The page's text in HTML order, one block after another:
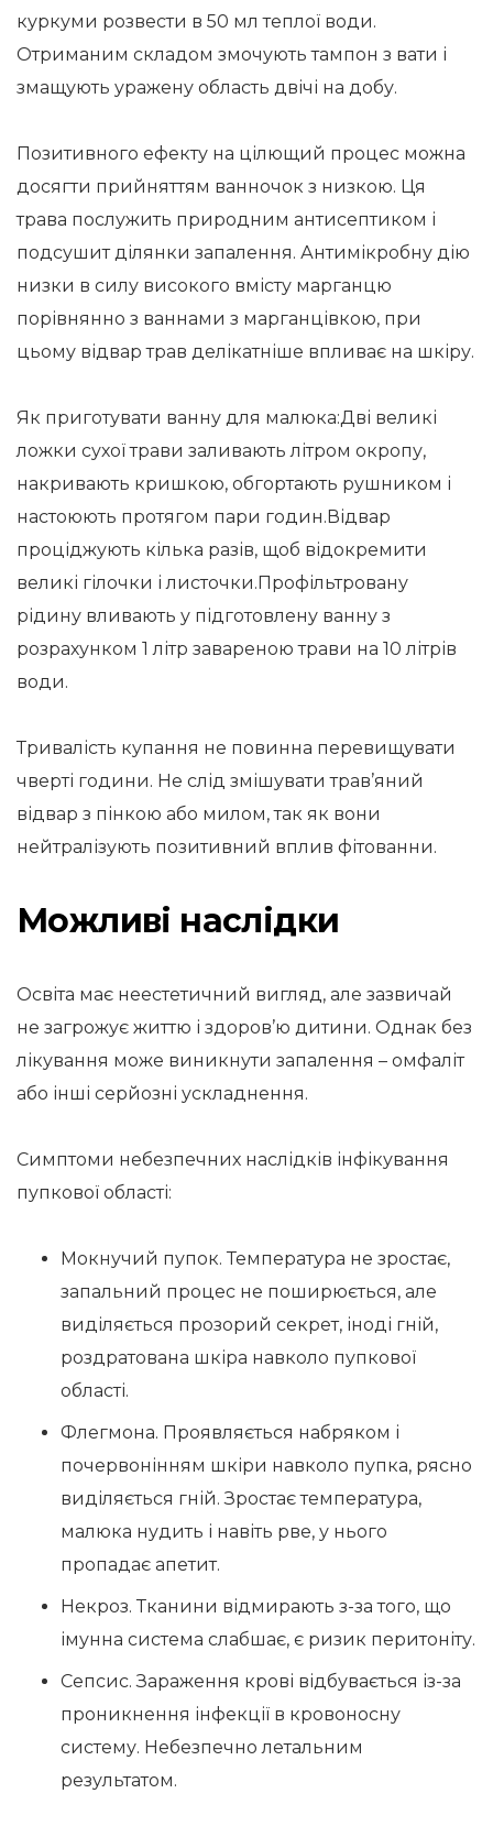
куркуми розвести в 50 мл теплої води.
Отриманим складом змочують тампон з вати і
змащують уражену область двічі на добу.
Позитивного ефекту на цілющий процес можна
досягти прийняттям ванночок з низкою. Ця
трава послужить природним антисептиком і
подсушит ділянки запалення. Антимікробну дію
низки в силу високого вмісту марганцю
порівнянно з ваннами з марганцівкою, при
цьому відвар трав делікатніше впливає на шкіру.
Як приготувати ванну для малюка:Дві великі
ложки сухої трави заливають літром окропу,
накривають кришкою, обгортають рушником і
настоюють протягом пари годин.Відвар
проціджують кілька разів, щоб відокремити
великі гілочки і листочки.Профільтровану
рідину вливають у підготовлену ванну з
розрахунком 1 літр завареною трави на 10 літрів
води.
Тривалість купання не повинна перевищувати
чверті години. Не слід змішувати трав’яний
відвар з пінкою або милом, так як вони
нейтралізують позитивний вплив фітованни.
Можливі наслідки
Освіта має неестетичний вигляд, але зазвичай
не загрожує життю і здоров’ю дитини. Однак без
лікування може виникнути запалення – омфаліт
або інші серйозні ускладнення.
Симптоми небезпечних наслідків інфікування
пупкової області:
Мокнучий пупок. Температура не зростає,
запальний процес не поширюється, але
виділяється прозорий секрет, іноді гній,
роздратована шкіра навколо пупкової
області.
Флегмона. Проявляється набряком і
почервонінням шкіри навколо пупка, рясно
виділяється гній. Зростає температура,
малюка нудить і навіть рве, у нього
пропадає апетит.
Некроз. Тканини відмирають з-за того, що
імунна система слабшає, є ризик перитоніту.
Сепсис. Зараження крові відбувається із-за
проникнення інфекції в кровоносну
систему. Небезпечно летальним
результатом.